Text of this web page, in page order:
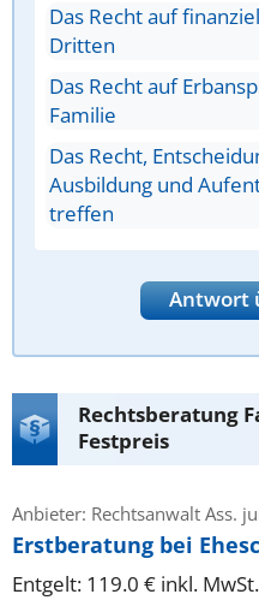
Das Recht auf
Dritten
Das Recht auf
Familie
Das Recht,
Ausbildung und
treffen
Antwort
Rechtsberatung
Festpreis
Anbieter: Rechtsanwalt Ass.
Erstberatung bei
Entgelt: 119.0 € inkl. MwSt.